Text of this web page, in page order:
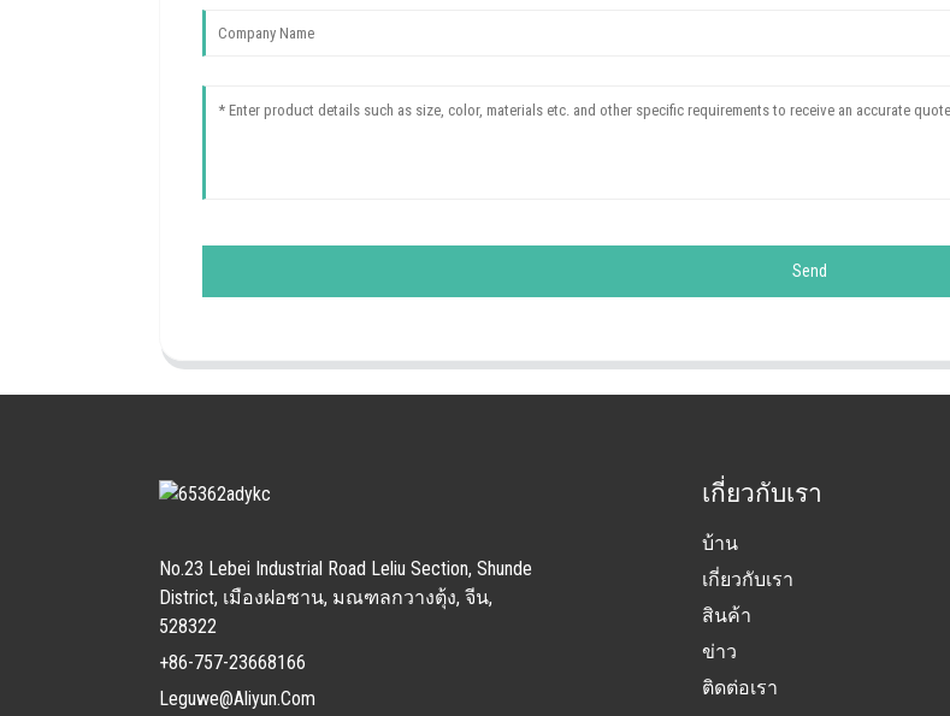
Send
No.23 Lebei Industrial Road Leliu Section, Shunde
District, เมืองฝอซาน, มณฑลกวางตุ้ง, จีน,
528322
+86-757-23668166
Leguwe@aliyun.com
เกี่ยวกับเรา
บ้าน
เกี่ยวกับเรา
สินค้า
ข่าว
ติดต่อเรา